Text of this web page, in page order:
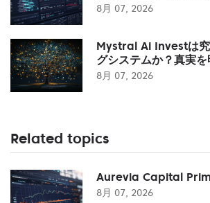
8月 07, 2026
Mystral Ai Investは
グシステムか？真実を
8月 07, 2026
Related topics
Aurevia Capital
8月 07, 2026